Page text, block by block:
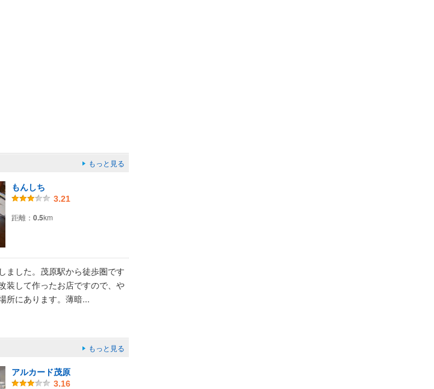
もっと見る
もんしち
3.21
距離： 0.5km
ました。茂原駅から徒歩圏です
装して作ったお店ですので、や
所にあります。薄暗...
もっと見る
アルカード茂原
3.16